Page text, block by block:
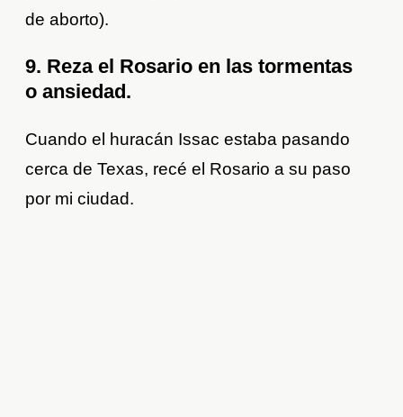
de aborto).
9. Reza el Rosario en las tormentas
o ansiedad.
Cuando el huracán Issac estaba pasando
cerca de Texas, recé el Rosario a su paso
por mi ciudad.